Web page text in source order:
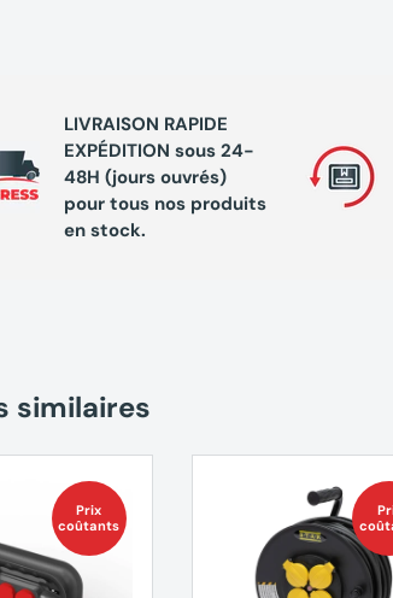
LIVRAISON RAPIDE
EXPÉDITION sous 24-
48H (jours ouvrés)
pour tous nos produits
en stock.
similaires
Prix
coûtants